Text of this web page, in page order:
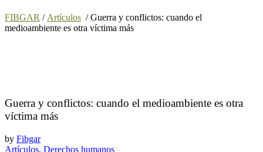
FIBGAR / Artículos /Guerra y conflictos: cuando el
medioambiente es otra víctima más
Guerra y conflictos: cuando el medioambiente es otra
víctima más
by Fibgar
Artículos, Derechos humanos